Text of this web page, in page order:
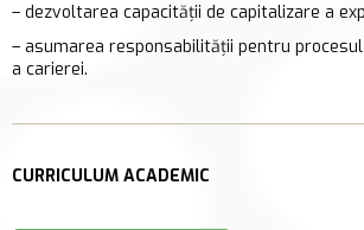
– dezvoltarea capacităţii de capitalizare a
– asumarea responsabilităţii pentru
a carierei.
CURRICULUM ACADEMIC